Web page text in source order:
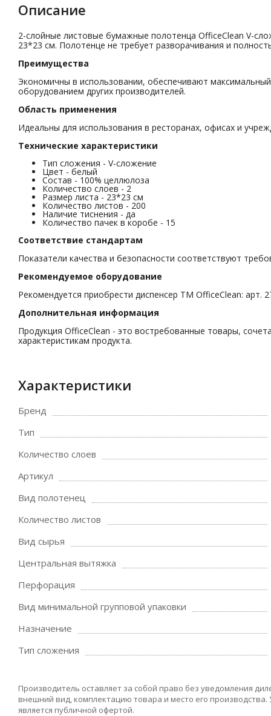
Описание
2-слойные листовые бумажные полотенца OfficeClean V-
23*23 см. Полотенце не требует разворачивания и
Преимущества
Экономичны в использовании, обеспечивают
оборудованием других производителей.
Область применения
Идеальны для использования в ресторанах, офисах и
Технические характеристики
Тип сложения - V-сложение
Цвет - белый
Состав - 100% целлюлоза
Количество слоев - 2
Размер листа - 23*23 см
Количество листов - 200
Наличие тиснения - да
Количество пачек в коробе - 15
Соответствие стандартам
Показатели качества и безопасности соответствуют
Рекомендуемое оборудование
Рекомендуется приобрести диспенсер ТМ OfficeClean: арт.
Дополнительная информация
Продукция OfficeClean - это востребованные товары,
характеристикам продукта.
Характеристики
Бренд
Тип
Количество слоев
Артикул
Вид полотенец
Количество листов
Вид сырья
Центральная вытяжка
Перфорация
Вид минимальной групповой упаковки
Назначение
Тип сложения
Производитель оставляет за собой право без уведомления
внешний вид, комплектацию товара и место его
является публичной офертой.